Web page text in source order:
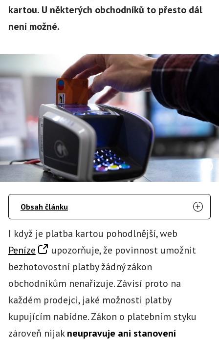
kartou. U některých obchodníků to přesto dál
není možné.
Obsah článku
I když je platba kartou pohodlnější, web
Peníze
upozorňuje, že povinnost umožnit
bezhotovostní platby žádný zákon
obchodníkům nenařizuje. Závisí proto na
každém prodejci, jaké možnosti platby
kupujícím nabídne. Zákon o platebním styku
zároveň nijakneupravuje ani stanovení